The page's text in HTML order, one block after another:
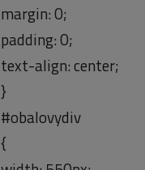
margin: 0;
padding: 0;
text-align: center;
}
#obalovydiv
{